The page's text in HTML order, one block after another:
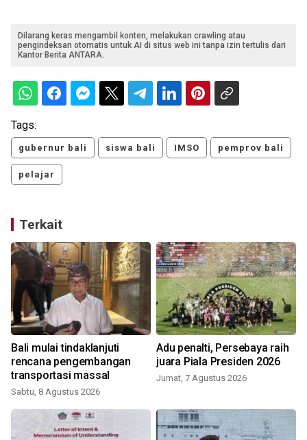
Dilarang keras mengambil konten, melakukan crawling atau
pengindeksan otomatis untuk AI di situs web ini tanpa izin tertulis dari
Kantor Berita ANTARA.
Tags:
gubernur bali siswa bali IMSO pemprov bali
pelajar
Terkait
Bali mulai tindaklanjuti
rencana pengembangan
transportasi massal
Sabtu, 8 Agustus 2026
Adu penalti, Persebaya raih
juara Piala Presiden 2026
Jumat, 7 Agustus 2026